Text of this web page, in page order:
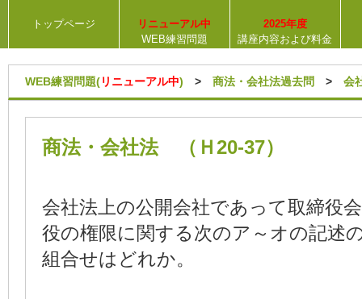
トップページ
リニューアル中
WEB練習問題
2025年度
講座内容および料金
WEB練習問題(リニューアル中) > 商法・会社法過去問 > 会
商法・会社法 （Ｈ20-37）
会社法上の公開会社であって取締役
役の権限に関する次のア～オの記述
組合せはどれか。